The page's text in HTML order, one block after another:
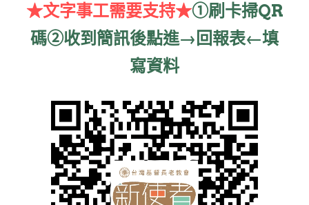
★文字事工需要支持★➀刷卡掃QR
碼➁收到簡訊後點進→回報表←填
寫資料